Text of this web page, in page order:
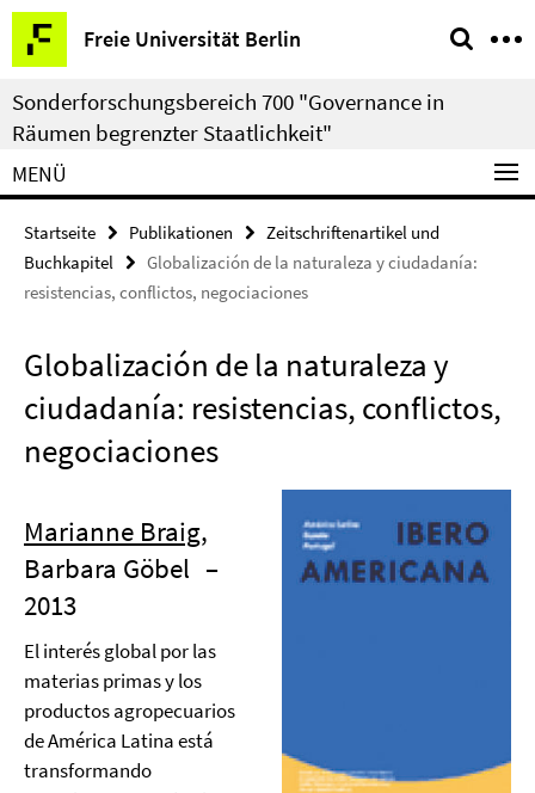
Springe
direkt
zu
Inhalt
Freie Universität Berlin
Service-
Navigation
Sonderforschungsbereich 700 "Governance in
Räumen begrenzter Staatlichkeit"
MENÜ
Startseite Publikationen
Zeitschriftenartikel und
Buchkapitel
Globalización de la naturaleza y ciudadanía:
resistencias, conflictos, negociaciones
Globalización de la naturaleza y
ciudadanía: resistencias, conflictos,
negociaciones
Marianne Braig,
Barbara Göbel –
2013
El interés global por las
materias primas y los
productos agropecuarios
de América Latina está
transformando